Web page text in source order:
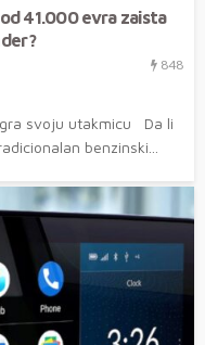
41.000 evra zaista
848
svoju utakmicu Da li
benzinski...